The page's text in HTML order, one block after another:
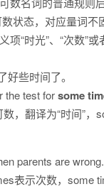
状态，对应量词
项“时光”、“次数”
些时间了。
the test forsome
，翻译为“时间”，
parents are wrong.
表示次数，some